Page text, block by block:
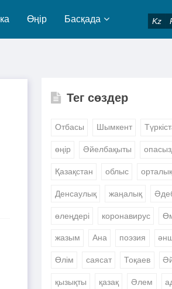
Kz
Өңір Басқада
Тег сөздер
Отбасы Шымкент
өңір Әйелбақыты
Қазақстан облыс орталық
Денсаулық жаңалық
өлеңдері коронавирус
жазым Ана поэзия
Өлім саясат Тоқаев
қызықты қазақ Әлем